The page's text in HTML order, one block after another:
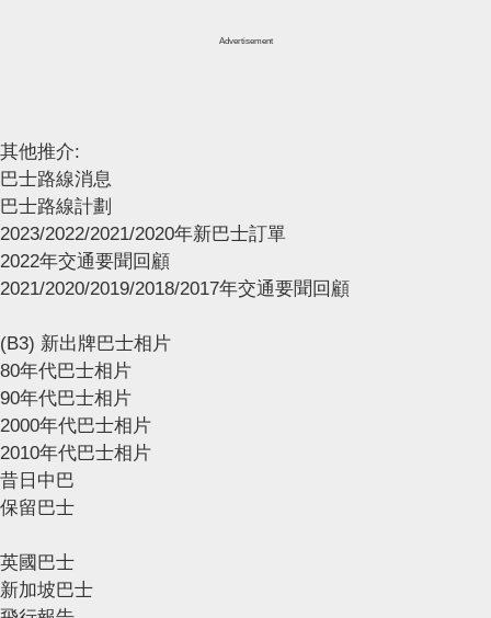
Advertisement
其他推介:
巴士路線消息
巴士路線計劃
2023/2022/2021/2020年新巴士訂單
2022年交通要聞回顧
2021/2020/2019/2018/2017年交通要聞回顧
(B3) 新出牌巴士相片
80年代巴士相片
90年代巴士相片
2000年代巴士相片
2010年代巴士相片
昔日中巴
保留巴士
英國巴士
新加坡巴士